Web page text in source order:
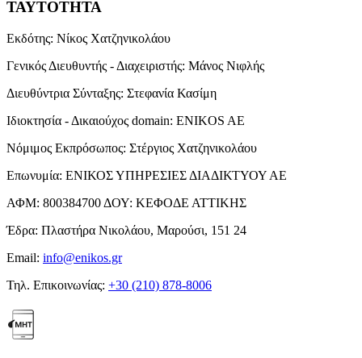
ΤΑΥΤΟΤΗΤΑ
Εκδότης: Νίκος Χατζηνικολάου
Γενικός Διευθυντής - Διαχειριστής: Μάνος Νιφλής
Διευθύντρια Σύνταξης: Στεφανία Κασίμη
Ιδιοκτησία - Δικαιούχος domain: ENIKOS AE
Νόμιμος Εκπρόσωπος: Στέργιος Χατζηνικολάου
Επωνυμία: ΕΝΙΚΟΣ ΥΠΗΡΕΣΙΕΣ ΔΙΑΔΙΚΤΥΟΥ ΑΕ
ΑΦΜ: 800384700 ΔΟΥ: ΚΕΦΟΔΕ ΑΤΤΙΚΗΣ
Έδρα: Πλαστήρα Νικολάου, Μαρούσι, 151 24
Email: info@enikos.gr
Τηλ. Επικοινωνίας: +30 (210) 878-8006